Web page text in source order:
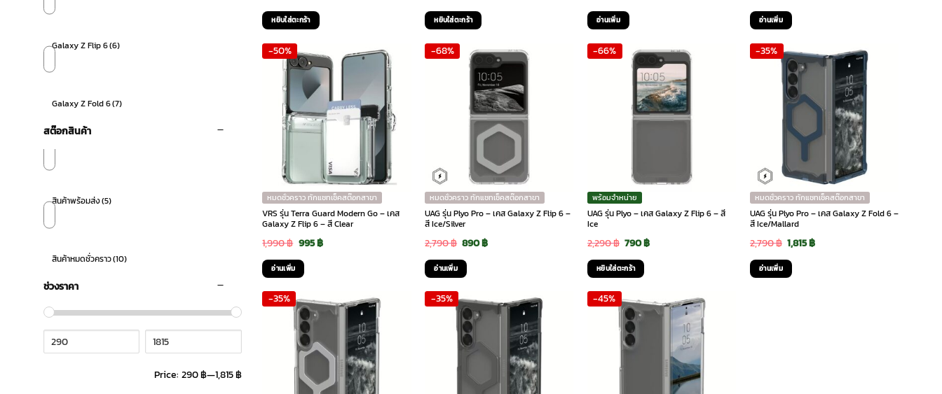
Galaxy Z Flip 6(6)
Galaxy Z Fold 6(7)
สต๊อกสินค้า
สินค้าพร้อมส่ง(5)
สินค้าหมดชั่วคราว(10)
ช่วงราคา
Price: 290 ฿—1,815 ฿
price
was:
2,599 ฿. 1,560 ฿.
หยิบใส่ตะกร้า
price
was:
2,599 ฿.1,560 ฿.
หยิบใส่ตะกร้า
price
was:
1,890 ฿.390 ฿.
อ่านเพิ่ม
price
was:
1,590 ฿.290 ฿.
อ่านเพิ่ม
-50%
หมดชั่วคราว ทักแชทเช็คสต๊อกสาขา
VRS รุ่น Terra Guard Modern Go – เคส
Galaxy Z Flip 6 – สี Clear
1,990฿ Original
price
was:
1,990 ฿.
995฿Current
995 ฿.
อ่านเพิ่ม
-68%
หมดชั่วคราว ทักแชทเช็คสต๊อกสาขา
UAG รุ่น Plyo Pro – เคส Galaxy Z Flip 6 –
สี Ice/Silver
2,790฿ Original
price
was:
2,790 ฿.
890฿Current
890 ฿.
อ่านเพิ่ม
-66%
พร้อมจำหน่าย
UAG รุ่น Plyo – เคส Galaxy Z Flip 6 – สี
Ice
2,290฿ Original
price
was:
2,290 ฿.
790฿Current
790 ฿.
หยิบใส่ตะกร้า
-35%
หมดชั่วคราว ทักแชทเช็คสต๊อกสาขา
UAG รุ่น Plyo Pro – เคส Galaxy Z Fold 6 –
สี Ice/Mallard
2,790฿ Original
price
was:
1,815฿Current
อ่านเพิ่ม
-35% -35% -45%